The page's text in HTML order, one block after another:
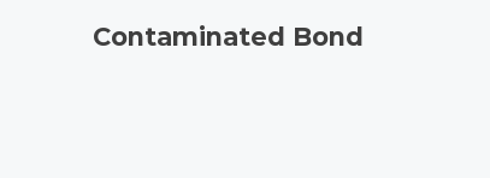
Contaminated Bond